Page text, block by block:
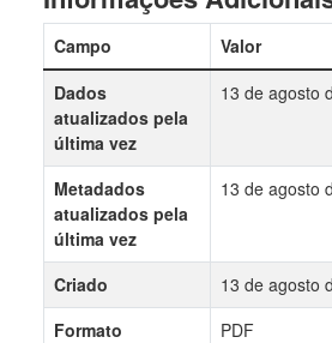
Campo
Valor
Dados
atualizados pela
última vez
13 de agosto
Metadados
atualizados pela
última vez
13 de agosto
Criado
13 de agosto
Formato
PDF